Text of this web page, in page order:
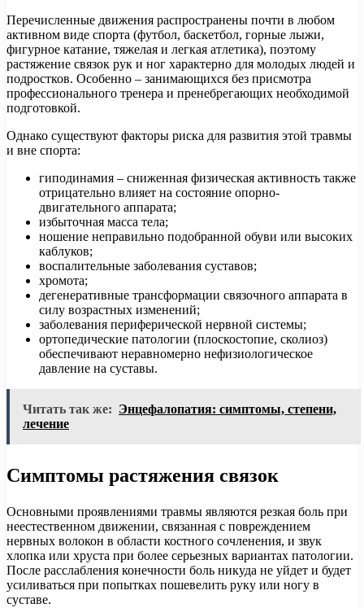
Перечисленные движения распространены почти в любом
активном виде спорта (футбол, баскетбол, горные лыжи,
фигурное катание, тяжелая и легкая атлетика), поэтому
растяжение связок рук и ног характерно для молодых людей и
подростков. Особенно – занимающихся без присмотра
профессионального тренера и пренебрегающих необходимой
подготовкой.
Однако существуют факторы риска для развития этой травмы
и вне спорта:
гиподинамия – сниженная физическая активность также
отрицательно влияет на состояние опорно-
двигательного аппарата;
избыточная масса тела;
ношение неправильно подобранной обуви или высоких
каблуков;
воспалительные заболевания суставов;
хромота;
дегенеративные трансформации связочного аппарата в
силу возрастных изменений;
заболевания периферической нервной системы;
ортопедические патологии (плоскостопие, сколиоз)
обеспечивают неравномерно нефизиологическое
давление на суставы.
Читать так же: Энцефалопатия: симптомы, степени,
лечение
Симптомы растяжения связок
Основными проявлениями травмы являются резкая боль при
неестественном движении, связанная с повреждением
нервных волокон в области костного сочленения, и звук
хлопка или хруста при более серьезных вариантах патологии.
После расслабления конечности боль никуда не уйдет и будет
усиливаться при попытках пошевелить руку или ногу в
суставе.